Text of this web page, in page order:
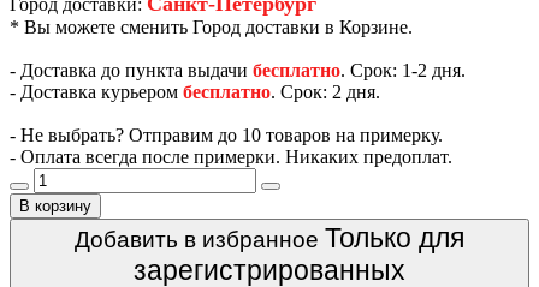
* Вы можете сменить Город доставки в Корзине.
- Доставка до пункта выдачи бесплатно. Срок: 1-2 дня.
- Доставка курьером бесплатно. Срок: 2 дня.
- Не выбрать? Отправим до 10 товаров на примерку.
- Оплата всегда после примерки. Никаких предоплат.
В корзину
Добавить в избранное Только для
зарегистрированных